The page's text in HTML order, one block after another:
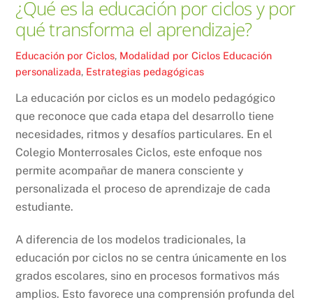
¿Qué es la educación por ciclos y por
qué transforma el aprendizaje?
Educación por Ciclos, Modalidad por Ciclos Educación
personalizada, Estrategias pedagógicas
La educación por ciclos es un modelo pedagógico
que reconoce que cada etapa del desarrollo tiene
necesidades, ritmos y desafíos particulares. En el
Colegio Monterrosales Ciclos, este enfoque nos
permite acompañar de manera consciente y
personalizada el proceso de aprendizaje de cada
estudiante.
A diferencia de los modelos tradicionales, la
educación por ciclos no se centra únicamente en los
grados escolares, sino en procesos formativos más
amplios. Esto favorece una comprensión profunda del